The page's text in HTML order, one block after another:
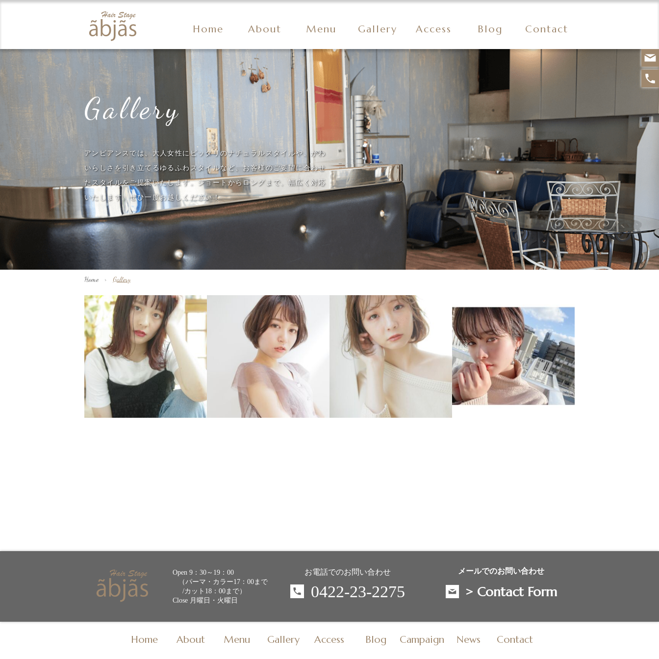
Home About Menu Gallery Access Blog Contact
Gallery
アンピアンスでは、大人女性にピッタリのナチュラルスタイルや、かわ
いらしさを引き立てるゆるふわスタイルなど、お客様のご要望に合わせ
たスタイルをご提案いたします。ショートからロングまで、幅広く対応
いたします。ぜひ一度お越しください！
Home> Gallery
Open 9：30～19：00
（パーマ・カラー17：00まで
/カット18：00まで）
Close 月曜日・火曜日
お電話でのお問い合わせ
0422-23-2275
メールでのお問い合わせ
> Contact Form
Home About Menu Gallery Access Blog Campaign News Contact